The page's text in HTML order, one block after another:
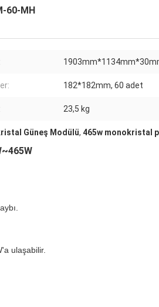
60-MH
182*182mm, 60 adet
23,5 kg
Güneş Modülü, 465w monokristal
ulaşabilir.